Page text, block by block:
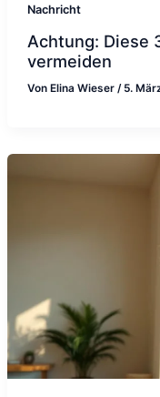
Nachricht
Achtung: Diese
vermeiden
Von Elina Wieser / 5.